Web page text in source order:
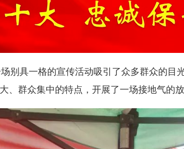
别具一格的宣传活动吸引了众多群众的目
、群众集中的特点，开展了一场接地气的